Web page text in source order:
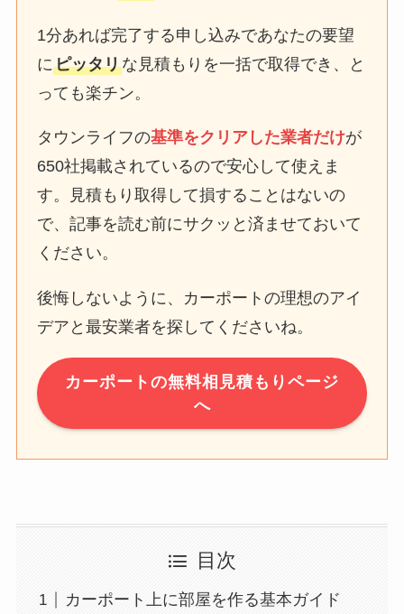
1分あれば完了する申し込みであなたの要望
にピッタリな見積もりを一括で取得でき、と
っても楽チン。
タウンライフの基準をクリアした業者だけが
650社掲載されているので安心して使えま
す。見積もり取得して損することはないの
で、記事を読む前にサクッと済ませておいて
ください。
後悔しないように、カーポートの理想のアイ
デアと最安業者を探してくださいね。
カーポートの無料相見積もりページ
へ
目次
カーポート上に部屋を作る基本ガイド